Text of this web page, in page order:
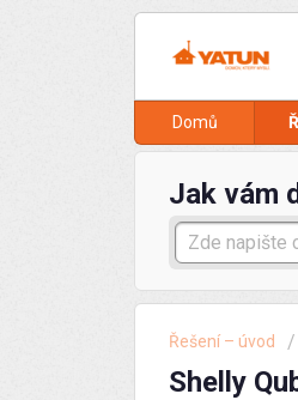
Domů
Jak vám
Řešení – úvod
Shelly